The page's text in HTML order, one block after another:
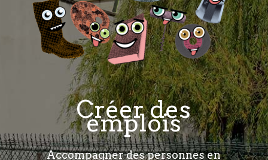
Créer des
emplois
Accompagner des personnes en